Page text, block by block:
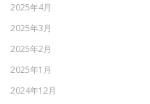
2025年4月
2025年3月
2025年2月
2025年1月
2024年12月